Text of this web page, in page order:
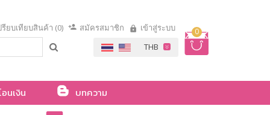
0
รียบเทียบสินค้า (0) สมัครสมาชิก เข้าสู่ระบบ
นเงิน
บทความ